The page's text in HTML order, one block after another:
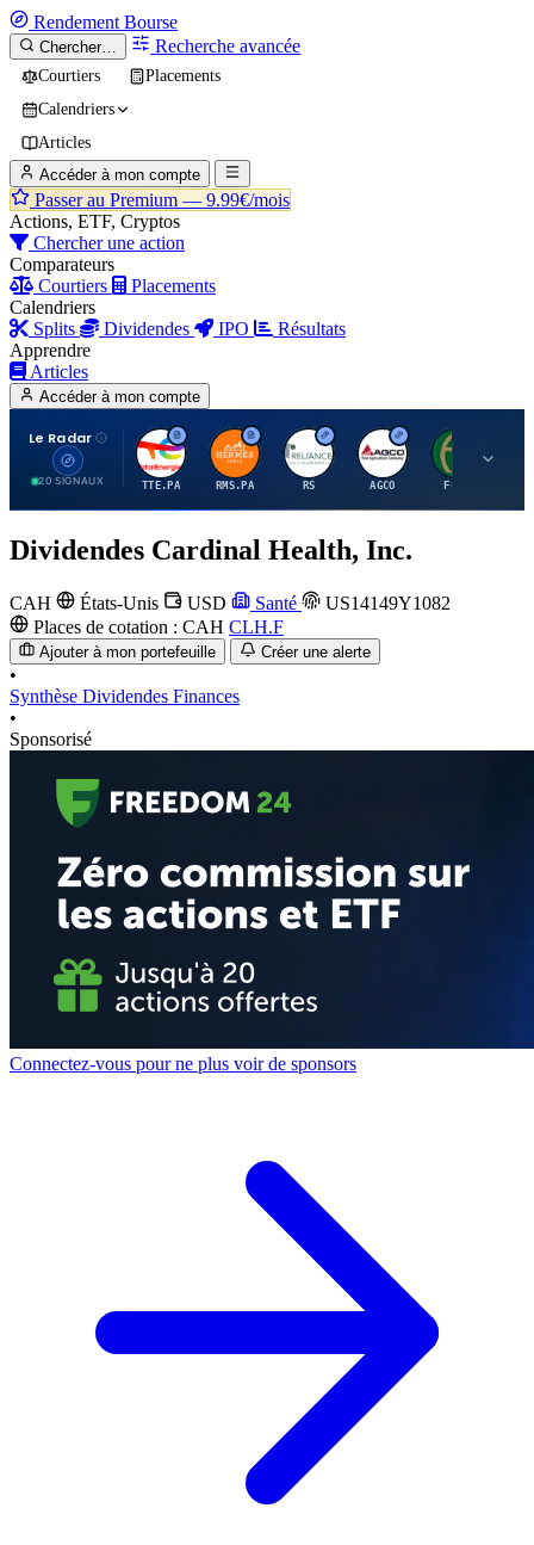
Rendement Bourse
Chercher… Recherche avancée
Courtiers
Placements
Calendriers
Articles
Accéder à mon compte
Passer au Premium — 9.99€/mois
Actions, ETF, Cryptos
Chercher une action
Comparateurs
Courtiers
Placements
Calendriers
Splits
Dividendes IPO
Résultats
Apprendre
Articles
Accéder à mon compte
Le Radar
20 SIGNAUX
T
TTE.PA
H
RMS.PA
R
RS
A
AGCO FCFS
Dividendes Cardinal Health, Inc.
CAH États-Unis USD Santé
US14149Y1082
Places de cotation : CAH CLH.F
Ajouter à mon portefeuille Créer une alerte
•
Synthèse Dividendes Finances
•
Sponsorisé
Connectez-vous pour ne plus voir de sponsors